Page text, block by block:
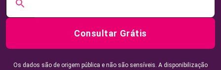
Consultar Grátis
Os dados são de origem pública e não são sensíveis. A disponibilização